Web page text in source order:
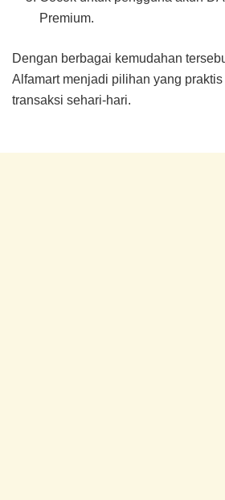
Premium.
Dengan berbagai kemudahan
Alfamart menjadi pilihan yang
transaksi sehari-hari.